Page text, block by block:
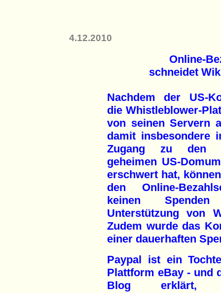
4.12.2010
Online-
schneidet
Nachdem der US-
die Whistleblower-
von seinen Servern
damit insbesondere
Zugang zu den
geheimen US-
erschwert hat,
den Online-
keinen
Unterstützung von
Zudem wurde das
einer dauerhaften
Paypal ist ein
Plattform eBay - und
Blog erklärt,